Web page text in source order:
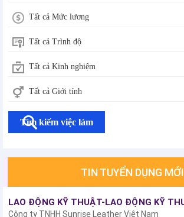
Tất cả Mức lương
Tất cả Trình độ
Tất cả Kinh nghiệm
Tất cả Giới tính
Tìm kiếm việc làm
TIN TUYỂN DỤNG MỚI
Công ty TNHH Sunrise Leather Việt Nam